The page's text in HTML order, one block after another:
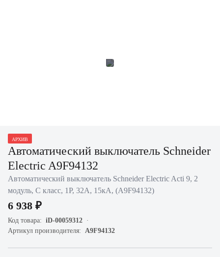
АРХИВ
Автоматический выключатель Schneider
Electric A9F94132
Автоматический выключатель Schneider Electric Acti 9, 2
модуль, C класс, 1P, 32А, 15кА, (A9F94132)
6 938 ₽
Код товара: iD-00059312
Артикул производителя: A9F94132